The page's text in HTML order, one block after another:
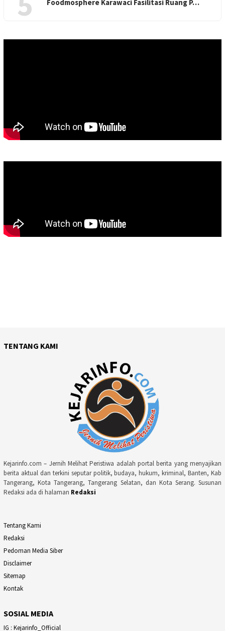
Foodmosphere Karawaci Fasilitasi Ruang P…
TENTANG KAMI
Kejarinfo.com – Jernih Melihat Peristiwa adalah portal berita yang menyajikan
berita aktual dan terkini seputar politik, budaya, hukum, kriminal, Banten, Kab
Tangerang, Kota Tangerang, Tangerang Selatan, dan Kota Serang. Susunan
Redaksi ada di halaman Redaksi
Tentang Kami
Redaksi
Pedoman Media Siber
Disclaimer
Sitemap
Kontak
SOSIAL MEDIA
IG : Kejarinfo_Official